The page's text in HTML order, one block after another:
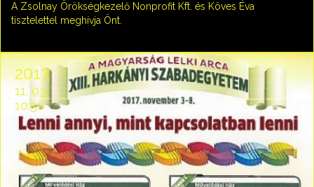
A Zsolnay Örökségkezelő Nonprofit Kft. és Köves Éva
tisztelettel meghívja Önt.
2017
11. 03.
10:50